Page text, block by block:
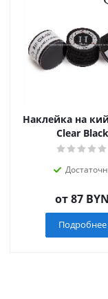
Наклейка на
Clear Black
от87 BYN
Подробнее